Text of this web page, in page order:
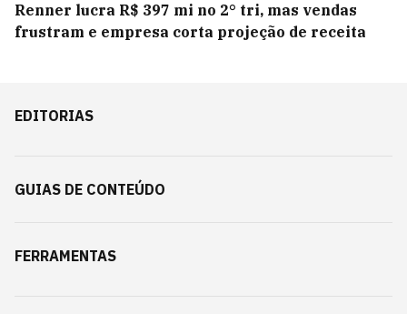
Renner lucra R$ 397 mi no 2° tri, mas vendas
frustram e empresa corta projeção de receita
EDITORIAS
GUIAS DE CONTEÚDO
FERRAMENTAS